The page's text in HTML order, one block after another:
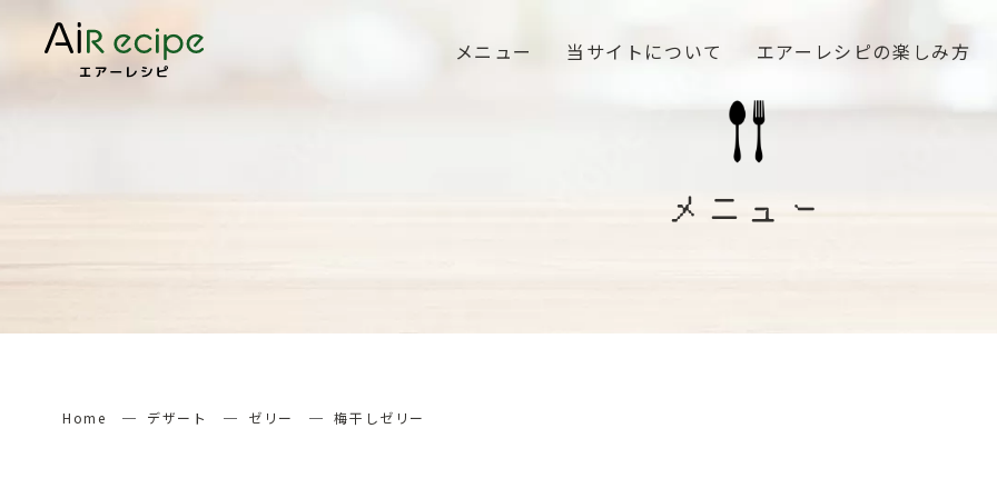
メニュー 当サイトについて エアーレシピの楽しみ方
メニュー
Home デザート ゼリー 梅干しゼリー